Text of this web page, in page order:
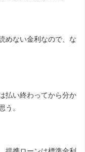
めない金利なので、な
払い終わってから分か
う。